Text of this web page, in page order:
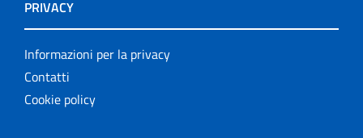
PRIVACY
Informazioni per la privacy
Contatti
Cookie policy